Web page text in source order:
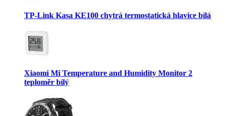
TP-Link Kasa KE100 chytrá termostatická hlavice bílá
Xiaomi Mi Temperature and Humidity Monitor 2
teploměr bílý